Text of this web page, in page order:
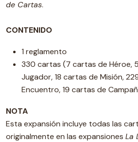
de Cartas.
CONTENIDO
1 reglamento
330 cartas (7 cartas de Héroe,
Jugador, 18 cartas de Misión,
Encuentro, 19 cartas de
NOTA
Esta expansión incluye todas las
originalmente en las expansiones La